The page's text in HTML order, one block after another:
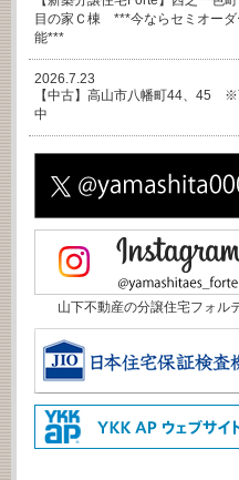
目の家Ｃ棟 ***今ならセミオーダ
能***
2026.7.23
【中古】高山市八幡町44、45 ※
中
山下不動産の分譲住宅フォル